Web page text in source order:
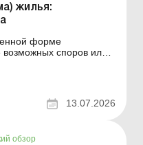
жилья:
форме
споров или
выселения, четко
(в частности, по
услуг) и может быть
13.07.2026
обзор